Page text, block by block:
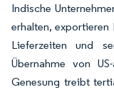
Indische
erhalten, exportieren
Lieferzeiten und
Übernahme von
Genesung treibt